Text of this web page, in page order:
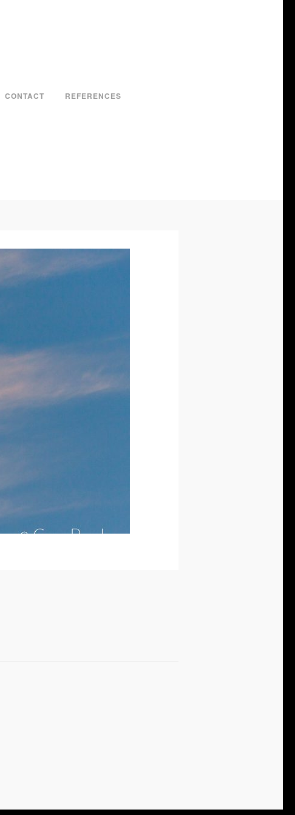
CONTACT REFERENCES